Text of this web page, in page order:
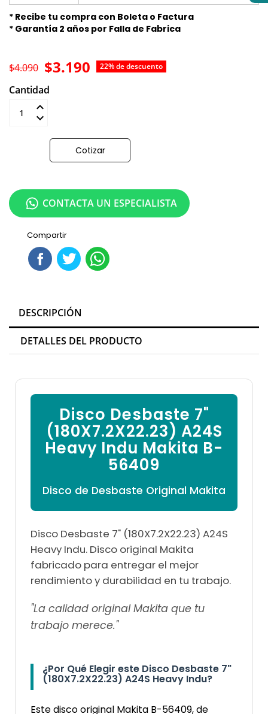
* Recibe tu compra con Boleta o Factura
* Garantía 2 años por Falla de Fabrica
$3.190 22% de descuento
$4.090
Cantidad
Cotizar
Compartir
CONTACTA UN ESPECIALISTA
DESCRIPCIÓN
DETALLES DEL PRODUCTO
Disco Desbaste 7"
(180X7.2X22.23) A24S
Heavy Indu Makita B-
56409
Disco de Desbaste Original Makita
Disco Desbaste 7" (180X7.2X22.23) A24S
Heavy Indu. Disco original Makita
fabricado para entregar el mejor
rendimiento y durabilidad en tu trabajo.
"La calidad original Makita que tu
trabajo merece."
¿Por Qué Elegir este Disco Desbaste 7"
(180X7.2X22.23) A24S Heavy Indu?
Este disco original Makita B-56409, de